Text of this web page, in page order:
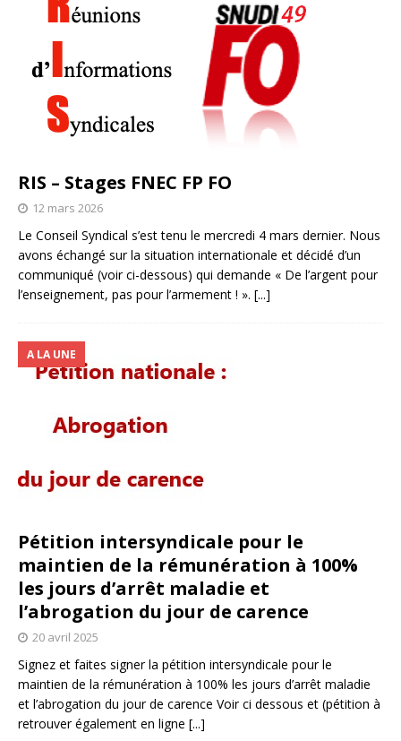
RIS – Stages FNEC FP FO
12 mars 2026
Le Conseil Syndical s’est tenu le mercredi 4 mars dernier. Nous
avons échangé sur la situation internationale et décidé d’un
communiqué (voir ci-dessous) qui demande « De l’argent pour
l’enseignement, pas pour l’armement ! ». [...]
Pétition intersyndicale pour le
maintien de la rémunération à 100%
les jours d’arrêt maladie et
l’abrogation du jour de carence
A LA UNE
20 avril 2025
Signez et faites signer la pétition intersyndicale pour le
maintien de la rémunération à 100% les jours d’arrêt maladie
et l’abrogation du jour de carence Voir ci dessous et (pétition à
retrouver également en ligne [...]